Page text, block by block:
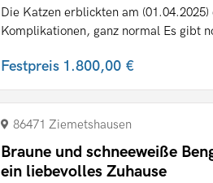
Die Katzen erblickten am
Komplikationen, ganz normal Es gibt
Festpreis 1.800,00 €
86471 Ziemetshausen
Braune und schneeweiße
ein liebevolles Zuhause